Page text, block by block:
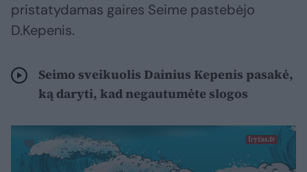
pristatydamas gaires Seime pastebėjo
D.Kepenis.
Seimo sveikuolis Dainius Kepenis pasakė,
ką daryti, kad negautumėte slogos